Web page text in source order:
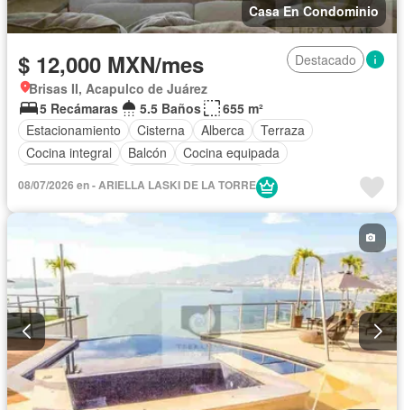
Casa En Condominio
$ 12,000 MXN/mes
Destacado
Brisas II, Acapulco de Juárez
5 Recámaras
5.5 Baños
655 m²
Estacionamiento
Cisterna Alberca
Terraza
Cocina integral
Balcón
Cocina equipada
Televisión por cable
Recámara con closet
Caseta de vigilancia
Permite mascotas
Completamente amueblado
08/07/2026 en - ARIELLA LASKI DE LA TORRE